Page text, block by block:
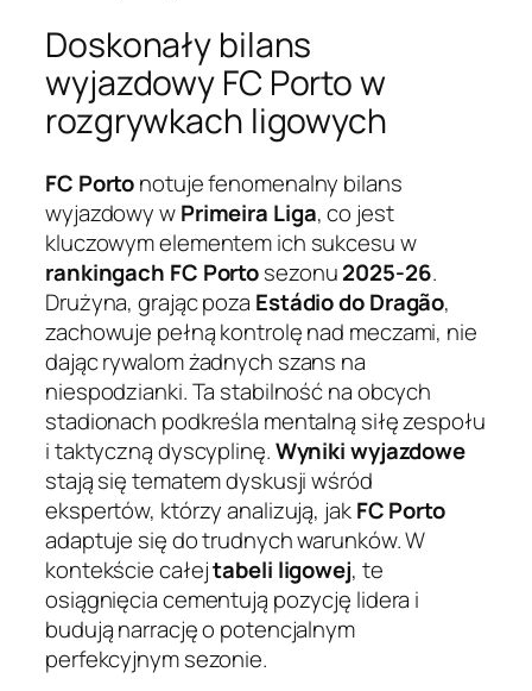
Doskonały bilans
wyjazdowy FC Porto w
rozgrywkach ligowych
FC Portonotuje fenomenalny bilans
wyjazdowy wPrimeira Liga, co jest
kluczowym elementem ich sukcesu w
rankingach FC Portosezonu2025-26.
Drużyna, grając poza Estádio do Dragão,
zachowuje pełną kontrolę nad meczami, nie
dając rywalom żadnych szans na
niespodzianki. Ta stabilność na obcych
stadionach podkreśla mentalną siłę zespołu
i taktyczną dyscyplinę.Wyniki wyjazdowe
stają się tematem dyskusji wśród
ekspertów, którzy analizują, jakFC Porto
adaptuje się do trudnych warunków. W
kontekście całejtabeli ligowej, te
osiągnięcia cementują pozycję lidera i
budują narrację o potencjalnym
perfekcyjnym sezonie.